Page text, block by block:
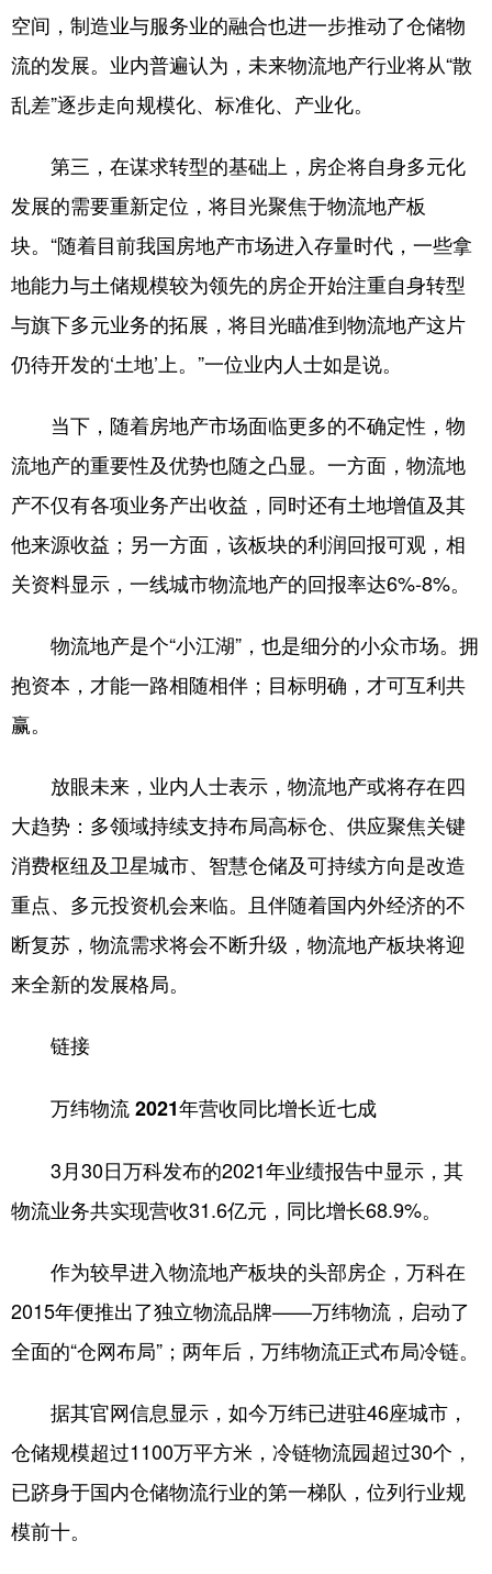
空间，制造业与服务业的融合也进一步推动了仓储物
流的发展。业内普遍认为，未来物流地产行业将从“散
乱差”逐步走向规模化、标准化、产业化。
第三，在谋求转型的基础上，房企将自身多元化
发展的需要重新定位，将目光聚焦于物流地产板
块。“随着目前我国房地产市场进入存量时代，一些拿
地能力与土储规模较为领先的房企开始注重自身转型
与旗下多元业务的拓展，将目光瞄准到物流地产这片
仍待开发的‘土地’上。”一位业内人士如是说。
当下，随着房地产市场面临更多的不确定性，物
流地产的重要性及优势也随之凸显。一方面，物流地
产不仅有各项业务产出收益，同时还有土地增值及其
他来源收益；另一方面，该板块的利润回报可观，相
关资料显示，一线城市物流地产的回报率达6%-8%。
物流地产是个“小江湖”，也是细分的小众市场。拥
抱资本，才能一路相随相伴；目标明确，才可互利共
赢。
放眼未来，业内人士表示，物流地产或将存在四
大趋势：多领域持续支持布局高标仓、供应聚焦关键
消费枢纽及卫星城市、智慧仓储及可持续方向是改造
重点、多元投资机会来临。且伴随着国内外经济的不
断复苏，物流需求将会不断升级，物流地产板块将迎
来全新的发展格局。
链接
万纬物流 2021年营收同比增长近七成
3月30日万科发布的2021年业绩报告中显示，其
物流业务共实现营收31.6亿元，同比增长68.9%。
作为较早进入物流地产板块的头部房企，万科在
2015年便推出了独立物流品牌——万纬物流，启动了
全面的“仓网布局”；两年后，万纬物流正式布局冷链。
据其官网信息显示，如今万纬已进驻46座城市，
仓储规模超过1100万平方米，冷链物流园超过30个，
已跻身于国内仓储物流行业的第一梯队，位列行业规
模前十。